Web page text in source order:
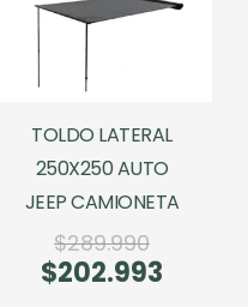
TOLDO LATERAL
250X250 AUTO
JEEP CAMIONETA
$289.990El
precio
$202.993